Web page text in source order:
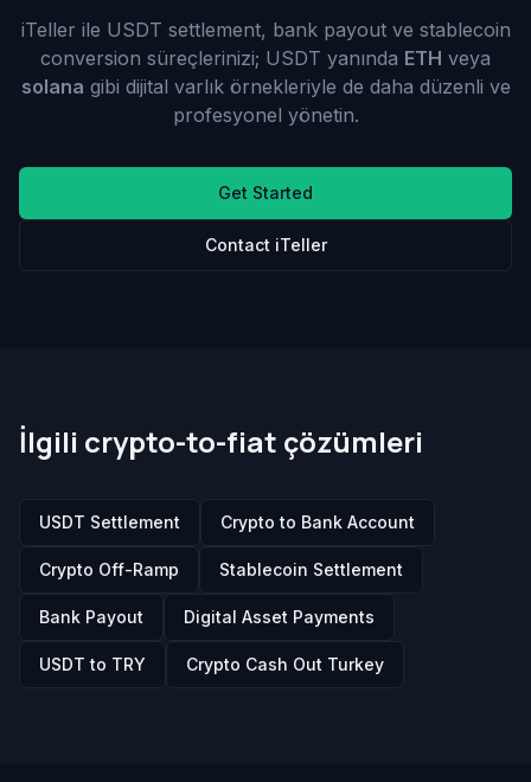
iTeller ile USDT settlement, bank payout ve stablecoin
conversion süreçlerinizi; USDT yanında ETH veya
solana gibi dijital varlık örnekleriyle de daha düzenli ve
profesyonel yönetin.
Get Started
Contact iTeller
İlgili crypto-to-fiat çözümleri
USDT Settlement Crypto to Bank Account
Crypto Off-Ramp Stablecoin Settlement
Bank Payout Digital Asset Payments
USDT to TRY Crypto Cash Out Turkey